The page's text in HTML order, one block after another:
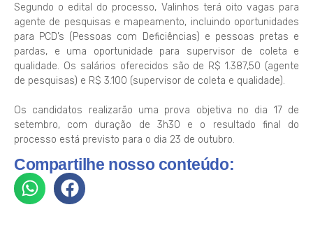
Segundo o edital do processo, Valinhos terá oito vagas para
agente de pesquisas e mapeamento, incluindo oportunidades
para PCD’s (Pessoas com Deficiências) e pessoas pretas e
pardas, e uma oportunidade para supervisor de coleta e
qualidade. Os salários oferecidos são de R$ 1.387,50 (agente
de pesquisas) e R$ 3.100 (supervisor de coleta e qualidade).
Os candidatos realizarão uma prova objetiva no dia 17 de
setembro, com duração de 3h30 e o resultado final do
processo está previsto para o dia 23 de outubro.
Compartilhe nosso conteúdo: